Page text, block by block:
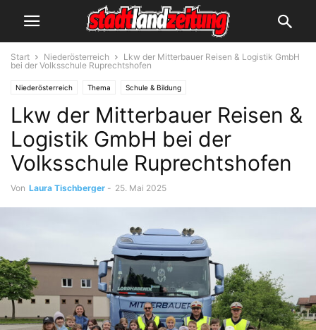
Start Niederösterreich
Lkw der Mitterbauer Reisen & Logistik GmbH
bei der Volksschule Ruprechtshofen
Niederösterreich Thema Schule & Bildung
Lkw der Mitterbauer Reisen &
Logistik GmbH bei der
Volksschule Ruprechtshofen
Von Laura Tischberger - 25. Mai 2025